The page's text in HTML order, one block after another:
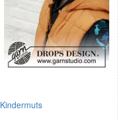
Kindermuts